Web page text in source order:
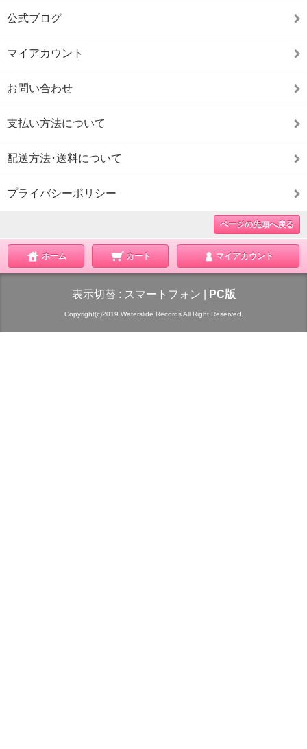
公式ブログ
マイアカウント
お問い合わせ
支払い方法について
配送方法･送料について
プライバシーポリシー
ページの先頭へ戻る
ホーム カート マイアカウント
表示切替 : スマートフォン PC版
Copyright(c)2019 Waterslide Records All Right Reserved.